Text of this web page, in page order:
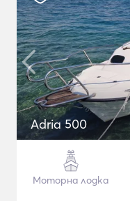
Adria 500
Моторна лодка